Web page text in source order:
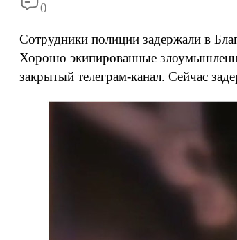
0
Сотрудники полиции задержали в
Хорошо экипированные
закрытый телеграм-канал. Сейчас